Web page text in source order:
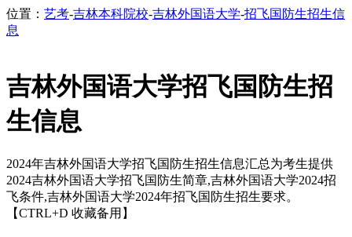
位置： 艺考-吉林本科院校-吉林外国语大学-招飞国防生招生信
息
吉林外国语大学招飞国防生招
生信息
2024年吉林外国语大学招飞国防生招生信息汇总为考生提供
2024吉林外国语大学招飞国防生简章,吉林外国语大学2024招
飞条件,吉林外国语大学2024年招飞国防生招生要求。
【CTRL+D 收藏备用】